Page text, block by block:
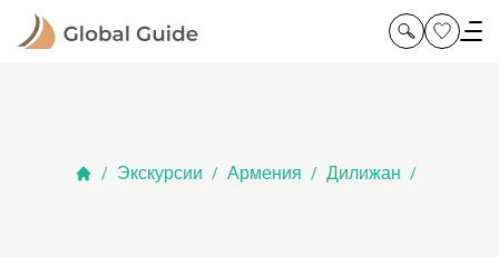
/ Экскурсии / Армения / Дилижан /